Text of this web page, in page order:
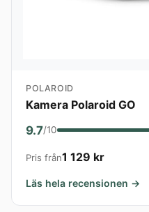
POLAROID
Kamera Polaroid GO
9.7/10
Pris från1 129 kr
Läs hela recensionen →